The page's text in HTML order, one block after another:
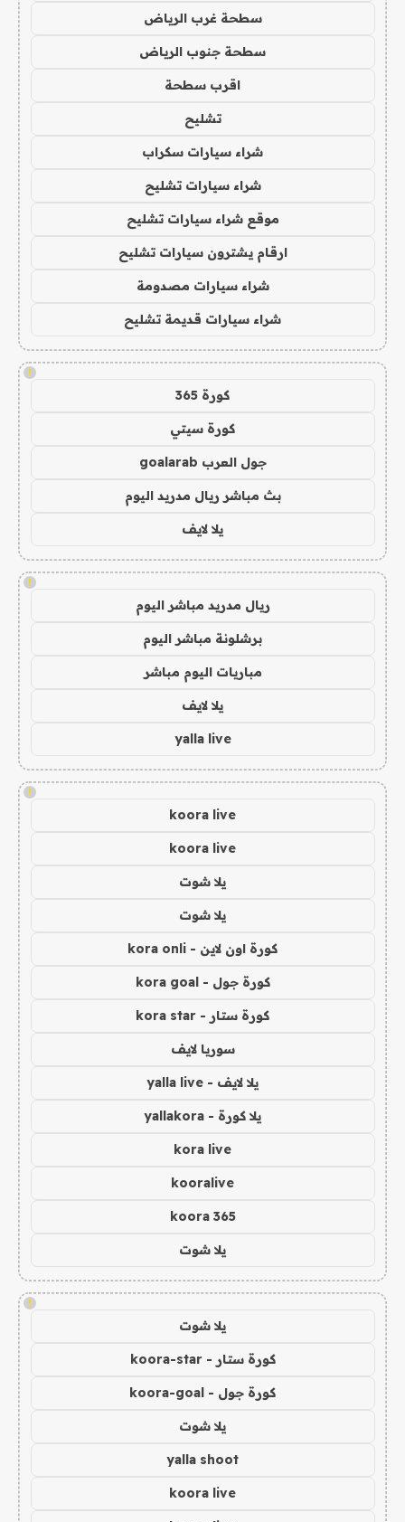
سطحة غرب الرياض
سطحة جنوب الرياض
اقرب سطحة
تشليح
شراء سيارات سكراب
شراء سيارات تشليح
موقع شراء سيارات تشليح
ارقام يشترون سيارات تشليح
شراء سيارات مصدومة
شراء سيارات قديمة تشليح
!
كورة 365
كورة سيتي
جول العرب goalarab
بث مباشر ريال مدريد اليوم
يلا لايف
!
ريال مدريد مباشر اليوم
برشلونة مباشر اليوم
مباريات اليوم مباشر
يلا لايف
yalla live
!
koora live
koora live
يلا شوت
يلا شوت
كورة اون لاين - kora onli
كورة جول - kora goal
كورة ستار - kora star
سوريا لايف
يلا لايف - yalla live
يلا كورة - yallakora
kora live
kooralive
koora 365
يلا شوت
!
يلا شوت
كورة ستار - koora-star
كورة جول - koora-goal
يلا شوت
yalla shoot
koora live